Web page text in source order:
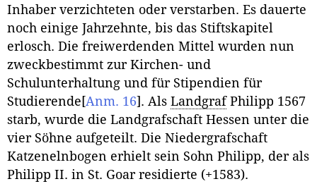
Inhaber verzichteten oder verstarben. Es dauerte
noch einige Jahrzehnte, bis das Stiftskapitel
erlosch. Die freiwerdenden Mittel wurden nun
zweckbestimmt zur Kirchen- und
Schulunterhaltung und für Stipendien für
Studierende [Anm. 16] . Als LandgrafPhilipp 1567
starb, wurde die Landgrafschaft Hessen unter die
vier Söhne aufgeteilt. Die Niedergrafschaft
Katzenelnbogen erhielt sein Sohn Philipp, der als
Philipp II. in St. Goar residierte (+1583).